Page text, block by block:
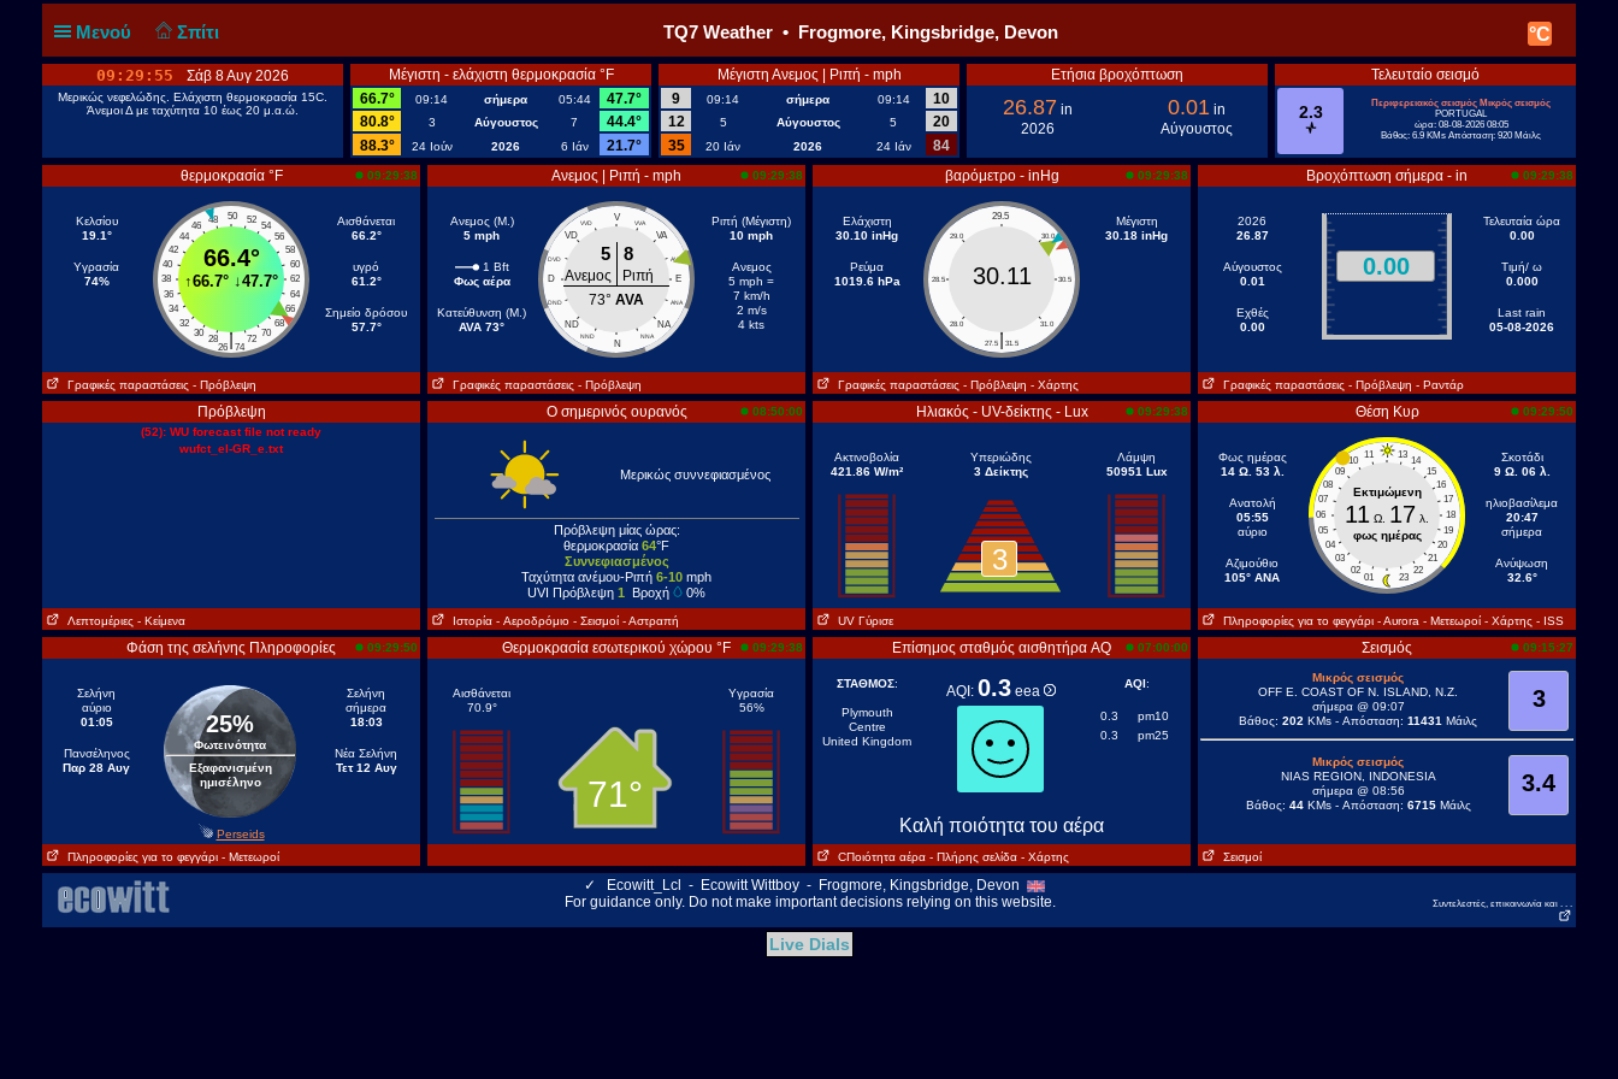
Μενού Σπίτι °C
TQ7 Weather • Frogmore, Kingsbridge, Devon
09:29:56 Σάβ 8 Αυγ 2026
Μερικώς νεφελώδης. Ελάχιστη θερμοκρασία 15C.
Άνεμοι Δ με ταχύτητα 10 έως 20 μ.α.ώ.
Μέγιστη - ελάχιστη θερμοκρασία °F
66.7°
09:14 σήμερα 05:44
47.7°
80.8°
3 Αύγουστος 7
44.4°
88.3°
24 Ιούν 2026 6 Ιάν 21.7°
Μέγιστη Ανεμος | Ριπή - mph
9
09:14 σήμερα 09:14
10
12
5 Αύγουστος 5
20
35
20 Ιάν 2026 24 Ιάν 84
Ετήσια βροχόπτωση
26.87 in
2026
0.01 in
Αύγουστος
Τελευταίο σεισμό
2.3
Περιφερειακός σεισμός Μικρός σεισμός
PORTUGAL
ώρα: 08-08-2026 08:05
Βάθος: 6.9 KMs Απόσταση: 920 Μάιλς
θερμοκρασία °F 09:29:38
Κελσίου
19.1°
Υγρασία
74%
50
48 52
46
54
44
56
42
58
40
60
38
62
36
64
34
66
32
68
30
70
28 72
|
26 74
66.4°
↑66.7° ↓47.7°
Αισθάνεται
66.2°
υγρό
61.2°
Σημείο δρόσου
57.7°
Γραφικές παραστάσεις - Πρόβλεψη
Ανεμος | Ριπή - mph 09:29:38
Ανεμος (Μ.)
5 mph
1 Bft
Φως αέρα
Κατεύθυνση (Μ.)
AVA 73°
V
VVD VVA
VD VA
DVD AVA
D E
DND ANA
ND NA
NND NNA
N
5 8
Ανεμος
Ριπή
73° AVA
Ριπή (Μέγιστη)
10 mph
Ανεμος
5 mph =
7 km/h
2 m/s
4 kts
Γραφικές παραστάσεις - Πρόβλεψη
βαρόμετρο - inHg 09:29:38
Ελάχιστη
30.10 inHg
Ρεύμα
1019.6 hPa
29.5
29.0 30.0
28.5 30.5
28.0 31.0
|
27.5 31.5
30.11
Μέγιστη
30.18 inHg
Γραφικές παραστάσεις - Πρόβλεψη - Χάρτης
Βροχόπτωση σήμερα - in 09:29:38
2026
26.87
Αύγουστος
0.01
Εχθές
0.00
0.00
Τελευταία ώρα
0.00
Τιμή/ ω
0.000
Last rain
05-08-2026
Γραφικές παραστάσεις - Πρόβλεψη - Ραντάρ
Πρόβλεψη
(52): WU forecast file not ready
wufct_el-GR_e.txt
Λεπτομέριες - Κείμενα
Ο σημερινός ουρανός 08:50:00
Μερικώς συννεφιασμένος
Πρόβλεψη μίας ώρας:
θερμοκρασία 64°F
Συννεφιασμένος
Ταχύτητα ανέμου-Ριπή 6-10 mph
UVI Πρόβλεψη 1 Βροχή 0%
Ιστορία - Aεροδρόμιο - Σεισμοί - Αστραπή
Ηλιακός - UV-δείκτης - Lux 09:29:38
Ακτινοβολία
421.86 W/m²
Υπεριώδης
3 Δείκτης
3
Λάμψη
50951 Lux
UV Γύρισε
Θέση Κυρ 09:29:50
Φως ημέρας
14 Ω. 53 λ.
Ανατολή
05:55
αύριο
Aζιμούθιο
105° ANA
11 13
10
14
09
15
08
16
07
17
06
18
05
19
04
20
03
21
02
22
01 23
Εκτιμώμενη
11 Ω. 17 λ.
φως ημέρας
Σκοτάδι
9 Ω. 06 λ.
ηλιοβασίλεμα
20:47
σήμερα
Ανύψωση
32.6°
Πληροφορίες για το φεγγάρι - Αυrora - Μετεωροί - Χάρτης - ISS
Φάση της σελήνης Πληροφορίες 09:29:50
Σελήνη
αύριο
01:05
Πανσέληνος
Παρ 28 Αυγ
25%
Φωτεινότητα
Εξαφανισμένη
ημισέληνο
Σελήνη
σήμερα
18:03
Νέα Σελήνη
Τετ 12 Αυγ
Perseids
Πληροφορίες για το φεγγάρι - Μετεωροί
Θερμοκρασία εσωτερικού χώρου °F 09:29:38
Αισθάνεται
70.9°
71°
Υγρασία
56%
Επίσημος σταθμός αισθητήρα AQ 07:00:00
ΣΤΑΘΜΟΣ:
Plymouth
Centre
United Kingdom
AQI: 0.3 eea AQI:
0.3
pm10
0.3
pm25
Kαλή ποιότητα του αέρα
CΠοιότητα αέρα - Πλήρης σελίδα - Χάρτης
Σεισμός 09:15:27
3
Μικρός σεισμός
OFF E. COAST OF N. ISLAND, N.Z.
σήμερα @ 09:07
Βάθος: 202 KMs - Απόσταση: 11431 Μάιλς
3.4
Μικρός σεισμός
NIAS REGION, INDONESIA
σήμερα @ 08:56
Βάθος: 44KMs - Απόσταση: 6715Μάιλς
Σεισμοί
✓
Ecowitt_Lcl - Ecowitt Wittboy - Frogmore, Kingsbridge, Devon
For guidance only. Do not make important decisions relying on this website.
Συντελεστές, επικοινωνία και . . .
Live Dials